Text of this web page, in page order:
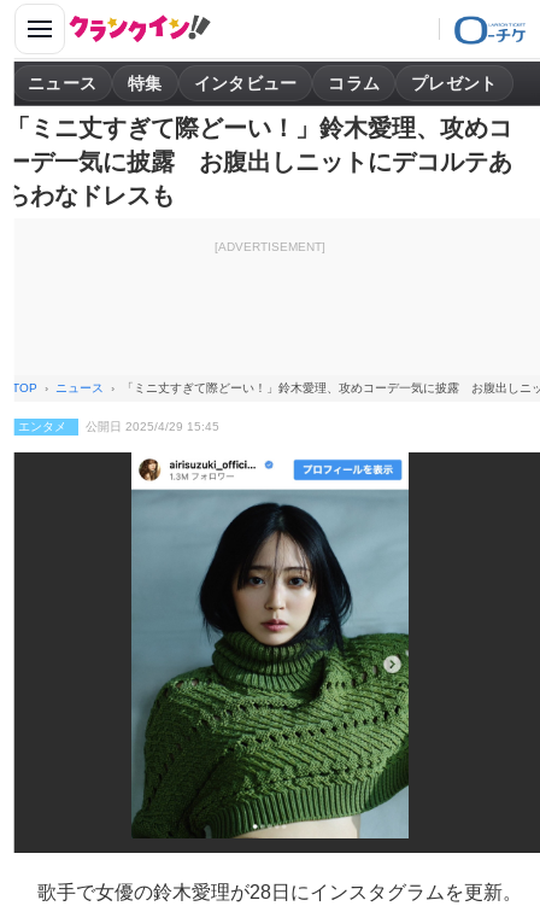
ニュース 特集 インタビュー コラム プレゼント
「ミニ丈すぎて際どーい！」鈴木愛理、攻めコ
ーデ一気に披露 お腹出しニットにデコルテあ
らわなドレスも
[ADVERTISEMENT]
TOP ニュース 「ミニ丈すぎて際どーい！」鈴木愛理、攻めコーデ一気に披露 お腹出しニ
エンタメ 公開日 2025/4/29 15:45
歌手で女優の鈴木愛理が28日にインスタグラムを更新。